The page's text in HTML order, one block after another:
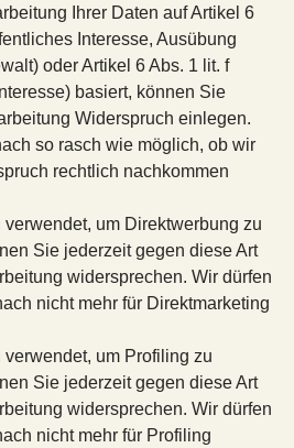
Ihrer Daten auf Artikel 6
Interesse, Ausübung
oder Artikel 6 Abs. 1 lit. f
basiert, können Sie
Widerspruch einlegen.
so rasch wie möglich, ob wir
rechtlich nachkommen
um Direktwerbung zu
Sie jederzeit gegen diese Art
widersprechen. Wir dürfen
nicht mehr für Direktmarketing
um Profiling zu
Sie jederzeit gegen diese Art
widersprechen. Wir dürfen
nicht mehr für Profiling